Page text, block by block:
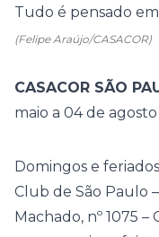
Tudo é pensado
(Felipe Araújo/CASACOR)
CASACOR SÃO
maio a 04 de agosto
Domingos e
Club de São Paulo
Machado, nº 1075 –